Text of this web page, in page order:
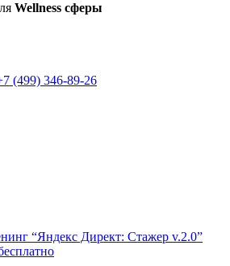
Wellness сферы
(499) 346-89-26
“Яндекс Директ: Стажер v.2.0”